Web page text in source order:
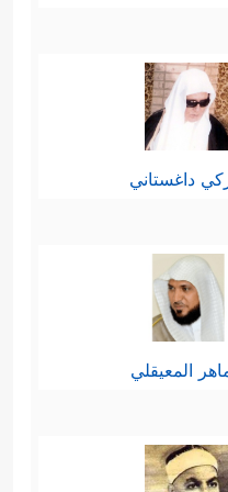
ووفيًّا للمُنعِم
النعم، وأن لا
سبحانه.
إبراهيم خليل
الصلاة والسلام.
في هذه السورة
وإحسانًا ومحبةً
داغستاني
المعيقلي